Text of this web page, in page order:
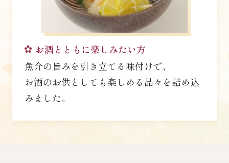
お酒とともに楽しみたい方
魚介の旨みを引き立てる味付けで、
お酒のお供としても楽しめる品々を詰め込
みました。